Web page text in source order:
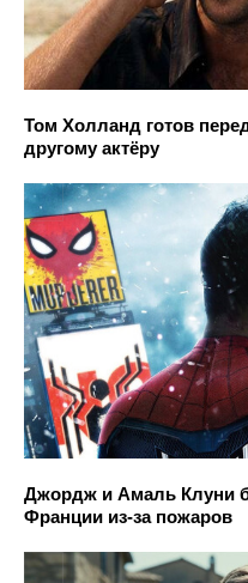
Том Холланд готов
другому актёру
Джордж и Амаль Клуни
Франции из-за пожаров